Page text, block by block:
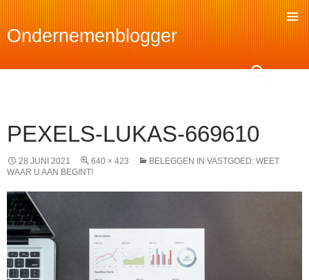
Ondernemenblogger
PEXELS-LUKAS-669610
28 JUNI 2021 640 × 423
BELEGGEN IN VASTGOED: WEET
WAAR U AAN BEGINT!